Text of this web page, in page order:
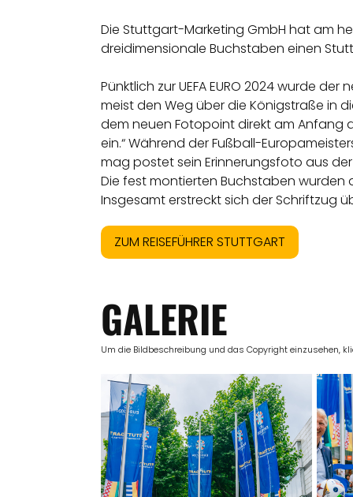
Die Stuttgart-Marketing GmbH hat am
dreidimensionale Buchstaben einen
Pünktlich zur UEFA EURO 2024 wurde
meist den Weg über die Königstraße in
dem neuen Fotopoint direkt am Anfang
ein.“ Während der Fußball-
mag postet sein Erinnerungsfoto aus
Die fest montierten Buchstaben wurden
Insgesamt erstreckt sich der Schriftzug
ZUM REISEFÜHRER STUTTGART
GALERIE
Um die Bildbeschreibung und das Copyright einzusehen,